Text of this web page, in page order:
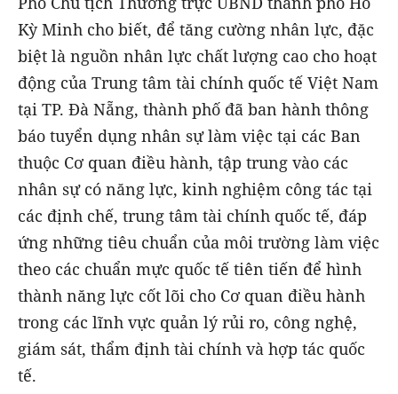
Kỳ Minh cho biết, để tăng cường nhân lực, đặc
biệt là nguồn nhân lực chất lượng cao cho hoạt
động của Trung tâm tài chính quốc tế Việt Nam
tại TP. Đà Nẵng, thành phố đã ban hành thông
báo tuyển dụng nhân sự làm việc tại các Ban
thuộc Cơ quan điều hành, tập trung vào các
nhân sự có năng lực, kinh nghiệm công tác tại
các định chế, trung tâm tài chính quốc tế, đáp
ứng những tiêu chuẩn của môi trường làm việc
theo các chuẩn mực quốc tế tiên tiến để hình
thành năng lực cốt lõi cho Cơ quan điều hành
trong các lĩnh vực quản lý rủi ro, công nghệ,
giám sát, thẩm định tài chính và hợp tác quốc
tế.